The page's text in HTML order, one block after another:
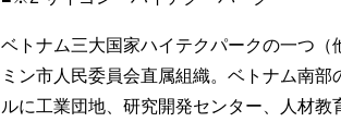
ベトナム三大国家ハイテクパークの一つ
ミン市人民委員会直属組織。ベトナム南
ルに工業団地、研究開発センター、人材教